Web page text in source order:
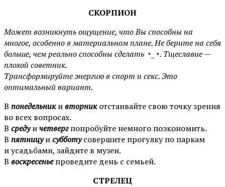
СКОРПИОН
Может возникнуть ощущение, что Вы способны на
многое, особенно в материальном плане. Не берите на себя
больше, чем реально способны сделать ◔_◔. Тщеславие —
плохой советник.
Трансформируйте энергию в спорт и секс. Это
оптимальный вариант.
В понедельникивторникотстаивайте свою точку зрения
во всех вопросах.
В средуичетвергпопробуйте немного поэкономить.
В пятницуисубботусовершите прогулку по паркам
и усадьбами, зайдите в музеи.
В воскресеньепроведите день с семьей.
СТРЕЛЕЦ